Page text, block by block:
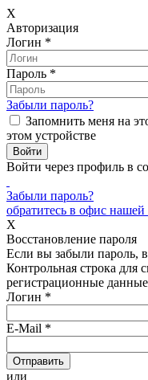
X
Авторизация
Логин *
Пароль *
Забыли пароль?
Запомнить меня на
этом устройстве
Войти через профиль в
Забыли пароль?
обратитесь в офис
X
Восстановление пароля
Если вы забыли пароль,
Контрольная строка для
регистрационные
Логин *
E-Mail *
или